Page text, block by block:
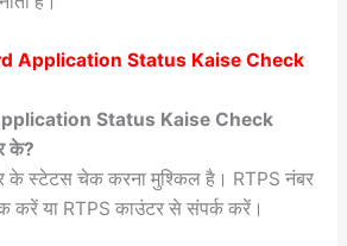
Application Status Kaise Check
Status Kaise Check
के?
के स्टेटस चेक करना मुश्किल है। RTPS नंबर
करें या RTPS काउंटर से संपर्क करें।